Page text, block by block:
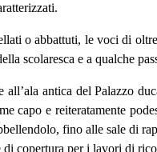
o abbattuti, le voci di
scolaresca e a qualche
antica del Palazzo
capo e reiteratamente
fino alle sale di
copertura per i lavori di